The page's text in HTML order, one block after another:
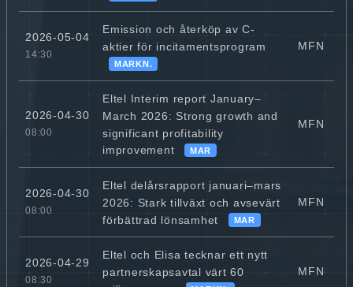
2026-05-04
14:30
Emission och återköp av C-
aktier för incitamentsprogram
MARKN.
MFN
2026-04-30
08:00
Eltel Interim report January–
March 2026: Strong growth and
significant profitability
improvement
MAR
MFN
2026-04-30
08:00
Eltel delårsrapport januari–mars
2026: Stark tillväxt och avsevärt
förbättrad lönsamhet
MAR
MFN
2026-04-29
08:30
Eltel och Elisa tecknar ett nytt
partnerskapsavtal värt 60
MFN